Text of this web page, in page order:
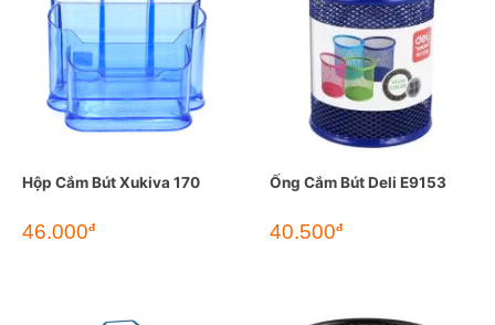
Hộp Cắm Bút Xukiva 170
46.000đ
Ống Cắm Bút Deli E9153
40.500đ